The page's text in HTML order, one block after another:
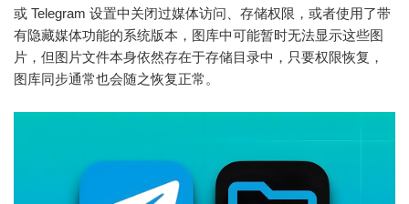
或 Telegram 设置中关闭过媒体访问、存储权限，或者使用了带
有隐藏媒体功能的系统版本，图库中可能暂时无法显示这些图
片，但图片文件本身依然存在于存储目录中，只要权限恢复，
图库同步通常也会随之恢复正常。